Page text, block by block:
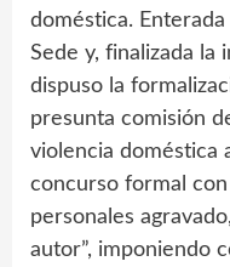
doméstica.
Sede y, finalizada la
dispuso la
presunta comisión
violencia doméstica
concurso formal
personales
autor”, imponiendo